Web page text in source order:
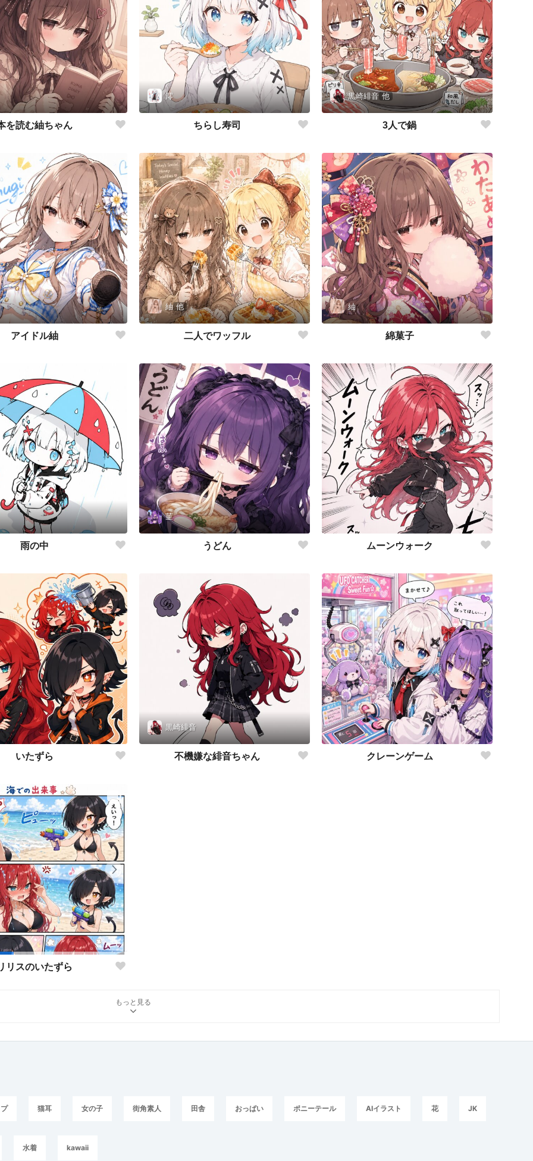
を読む紬ちゃん
澪
ちらし寿司
黒崎緋音 他
3人で鍋
アイドル紬
紬 他
二人でワッフル
紬
綿菓子
雨の中
菫
うどん ムーンウォーク
いたずら
黒崎緋音
不機嫌な緋音ちゃん クレーンゲーム
リスのいたずら
もっと見る
猫耳 女の子 街角素人 田舎 おっぱい ポニーテール AIイラスト 花 JK
水着 kawaii